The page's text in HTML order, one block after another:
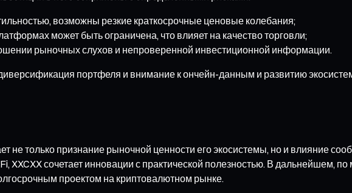
возможны резкие краткосрочные ценовые колебания;
может быть ограничена, что влияет на качество торговли;
рыночных слухов и непроверенной инвестиционной информации.
портфеля и внимание к ончейн-данным и развитию
не только признание рыночной ценности его экосистемы, но и влияние
XXCXX сочетает инновации с практической полезностью. В дальнейшем,
проектом на криптовалютном рынке.